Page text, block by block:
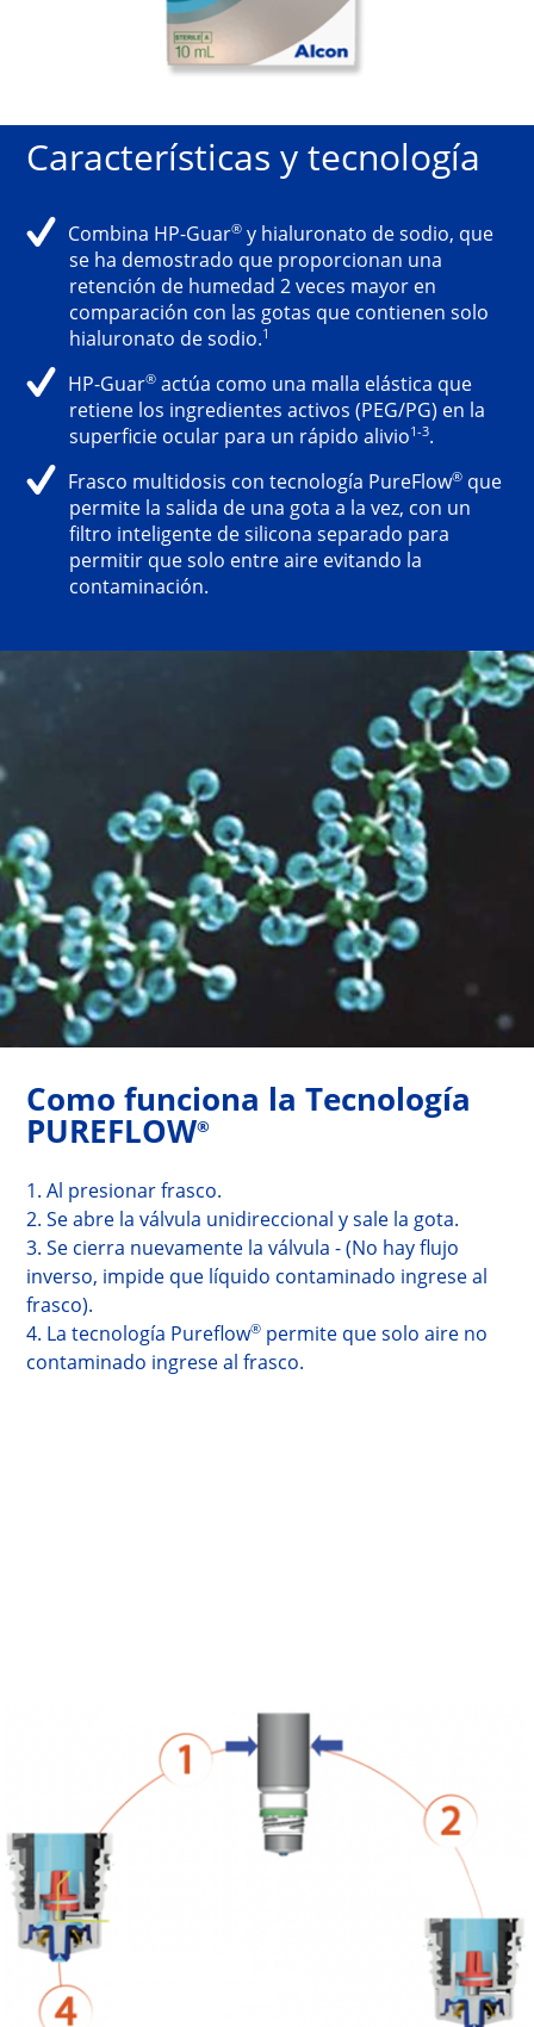
Características y tecnología
Combina HP-Guar® y hialuronato de sodio, que
se ha demostrado que proporcionan una
retención de humedad 2 veces mayor en
comparación con las gotas que contienen solo
hialuronato de sodio.1
HP-Guar® actúa como una malla elástica que
retiene los ingredientes activos (PEG/PG) en la
superficie ocular para un rápido alivio1-3.
Frasco multidosis con tecnología PureFlow® que
permite la salida de una gota a la vez, con un
filtro inteligente de silicona separado para
permitir que solo entre aire evitando la
contaminación.
Como funciona la Tecnología
PUREFLOW®
1. Al presionar frasco.
2. Se abre la válvula unidireccional y sale la gota.
3. Se cierra nuevamente la válvula - (No hay flujo
inverso, impide que líquido contaminado ingrese al
frasco).
4. La tecnología Pureflow® permite que solo aire no
contaminado ingrese al frasco.